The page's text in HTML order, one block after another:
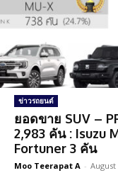
ข่าวรถยนต์
ยอดขาย SUV –
2,983 คัน : Isuzu
Fortuner 3 คัน
Moo Teerapat A - August